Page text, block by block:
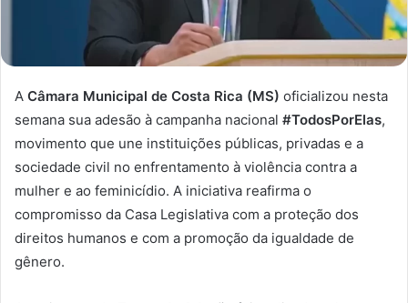
A Câmara Municipal de Costa Rica (MS) oficializou nesta
semana sua adesão à campanha nacional #TodosPorElas,
movimento que une instituições públicas, privadas e a
sociedade civil no enfrentamento à violência contra a
mulher e ao feminicídio. A iniciativa reafirma o
compromisso da Casa Legislativa com a proteção dos
direitos humanos e com a promoção da igualdade de
gênero.